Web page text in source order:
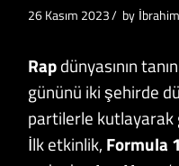
26 Kasım 2023 by
Rapdünyasının
gününü iki şehirde
partilerle kutlayarak
İlk etkinlik, Formula